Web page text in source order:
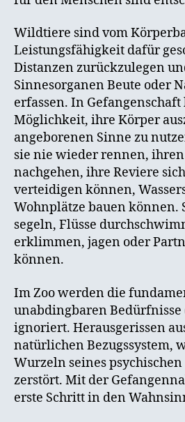
Wildtiere sind vom
Leistungsfähigkeit dafür
Distanzen zurückzulegen
Sinnesorganen Beute oder
erfassen. In
Möglichkeit, ihre Körper
angeborenen Sinne zu
sie nie wieder rennen,
nachgehen, ihre Reviere
verteidigen können,
Wohnplätze bauen können.
segeln, Flüsse
erklimmen, jagen oder
können.
Im Zoo werden die
unabdingbaren
ignoriert. Herausgerissen
natürlichen Bezugssystem,
Wurzeln seines
zerstört. Mit der
erste Schritt in den